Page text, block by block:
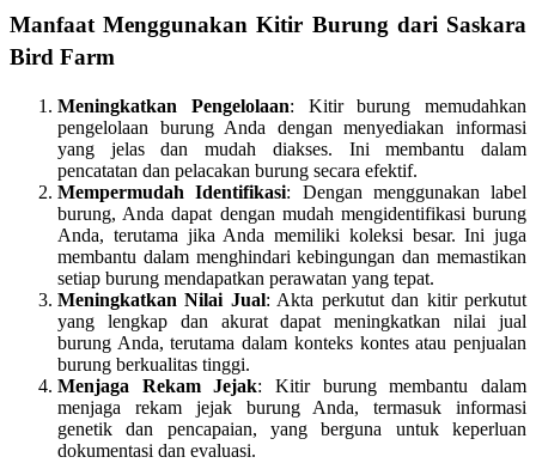
Manfaat Menggunakan Kitir Burung dari Saskara
Bird Farm
Meningkatkan Pengelolaan: Kitir burung memudahkan
pengelolaan burung Anda dengan menyediakan informasi
yang jelas dan mudah diakses. Ini membantu dalam
pencatatan dan pelacakan burung secara efektif.
Mempermudah Identifikasi: Dengan menggunakan label
burung, Anda dapat dengan mudah mengidentifikasi burung
Anda, terutama jika Anda memiliki koleksi besar. Ini juga
membantu dalam menghindari kebingungan dan memastikan
setiap burung mendapatkan perawatan yang tepat.
Meningkatkan Nilai Jual: Akta perkutut dan kitir perkutut
yang lengkap dan akurat dapat meningkatkan nilai jual
burung Anda, terutama dalam konteks kontes atau penjualan
burung berkualitas tinggi.
Menjaga Rekam Jejak: Kitir burung membantu dalam
menjaga rekam jejak burung Anda, termasuk informasi
genetik dan pencapaian, yang berguna untuk keperluan
dokumentasi dan evaluasi.